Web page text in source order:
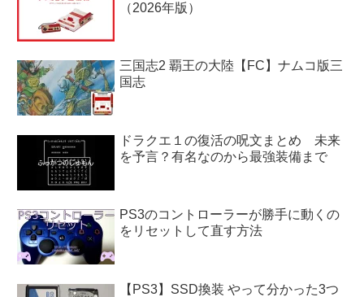
（2026年版）
三国志2 覇王の大陸【FC】ナムコ版三
国志
ドラクエ１の復活の呪文まとめ 未来
を予言？有名なのから最強装備まで
PS3のコントローラーが勝手に動くの
をリセットして直す方法
【PS3】SSD換装 やって分かった3つ